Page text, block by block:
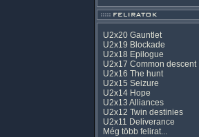
U2x20 Gauntlet
U2x19 Blockade
U2x18 Epilogue
U2x17 Common descent
U2x16 The hunt
U2x15 Seizure
U2x14 Hope
U2x13 Alliances
U2x12 Twin destinies
U2x11 Deliverance
Még több felirat...